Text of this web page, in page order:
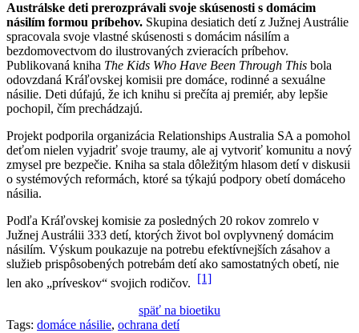
Austrálske deti prerozprávali svoje skúsenosti s domácim
násilím formou príbehov. Skupina desiatich detí z Južnej Austrálie
spracovala svoje vlastné skúsenosti s domácim násilím a
bezdomovectvom do ilustrovaných zvieracích príbehov.
Publikovaná kniha The Kids Who Have Been Through This bola
odovzdaná Kráľovskej komisii pre domáce, rodinné a sexuálne
násilie. Deti dúfajú, že ich knihu si prečíta aj premiér, aby lepšie
pochopil, čím prechádzajú.
Projekt podporila organizácia Relationships Australia SA a pomohol
deťom nielen vyjadriť svoje traumy, ale aj vytvoriť komunitu a nový
zmysel pre bezpečie. Kniha sa stala dôležitým hlasom detí v diskusii
o systémových reformách, ktoré sa týkajú podpory obetí domáceho
násilia.
Podľa Kráľovskej komisie za posledných 20 rokov zomrelo v
Južnej Austrálii 333 detí, ktorých život bol ovplyvnený domácim
násilím. Výskum poukazuje na potrebu efektívnejších zásahov a
služieb prispôsobených potrebám detí ako samostatných obetí, nie
len ako „príveskov“ svojich rodičov. [1]
späť na bioetiku
Tags: domáce násilie, ochrana detí